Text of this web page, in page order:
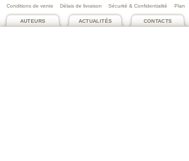
Plan
Conditions de vente Délais de livraison Sécurité & Confidentialité
CONTACTS
ACTUALITÉS
AUTEURS